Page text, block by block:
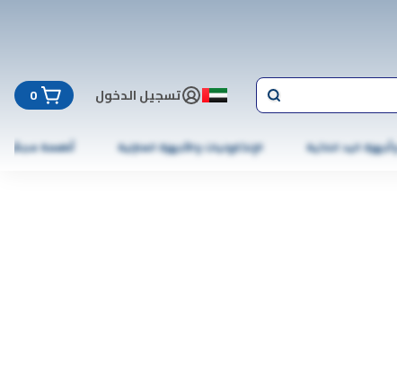
تسجيل الدخول 0
اليد الذكية الإلكترونيات والأجهزة المنزلية أطعمة مجمّدة